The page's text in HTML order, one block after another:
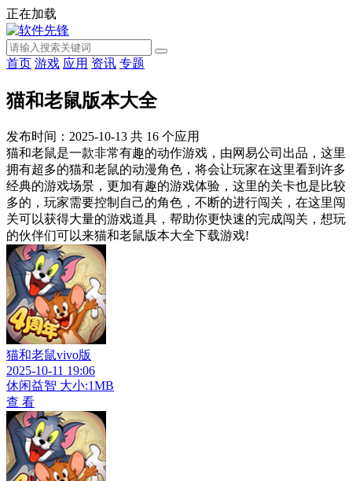
正在加载
首页 游戏 应用 资讯 专题
猫和老鼠版本大全
发布时间：2025-10-13 共 16 个应用
猫和老鼠是一款非常有趣的动作游戏，由网易公司出品，这里
拥有超多的猫和老鼠的动漫角色，将会让玩家在这里看到许多
经典的游戏场景，更加有趣的游戏体验，这里的关卡也是比较
多的，玩家需要控制自己的角色，不断的进行闯关，在这里闯
关可以获得大量的游戏道具，帮助你更快速的完成闯关，想玩
的伙伴们可以来猫和老鼠版本大全下载游戏!
猫和老鼠vivo版
2025-10-11 19:06
休闲益智 大小:1MB
查 看